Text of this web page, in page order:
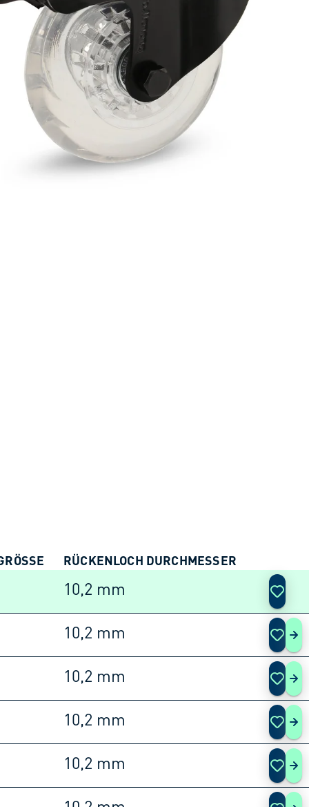
RÜCKENLOCH DURCHMESSER
10,2 mm
10,2 mm
10,2 mm
10,2 mm
10,2 mm